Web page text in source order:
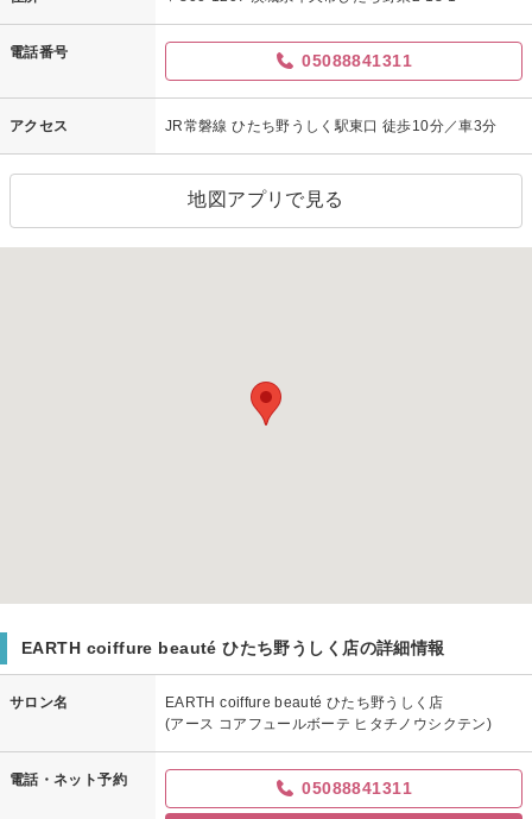
電話番号 05088841311
アクセス JR常磐線 ひたち野うしく駅東口 徒歩10分／車3分
地図アプリで見る
EARTH coiffure beauté ひたち野うしく店の詳細情報
サロン名
EARTH coiffure beauté ひたち野うしく店
(アース コアフュールボーテ ヒタチノウシクテン)
電話・ネット予約 05088841311